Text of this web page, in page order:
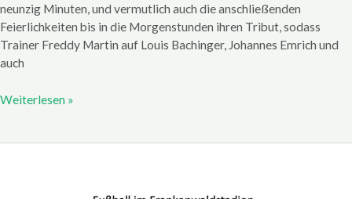
neunzig Minuten, und vermutlich auch die anschließenden
Feierlichkeiten bis in die Morgenstunden ihren Tribut, sodass
Trainer Freddy Martin auf Louis Bachinger, Johannes Emrich und
auch
Weiterlesen »